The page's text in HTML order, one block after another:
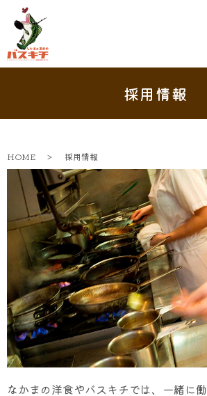
採用情報
HOME 採用情報
なかまの洋食やバスキチでは、一緒に